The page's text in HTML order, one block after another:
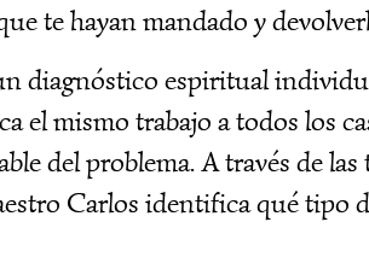
te hayan mandado y
diagnóstico espiritual
el mismo trabajo a todos los
del problema. A través de
Carlos identifica qué tipo